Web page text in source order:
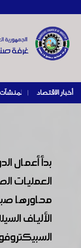
أخبار الاقتصاد |
بدأ أعمال
العمليات
محاورها
الألياف